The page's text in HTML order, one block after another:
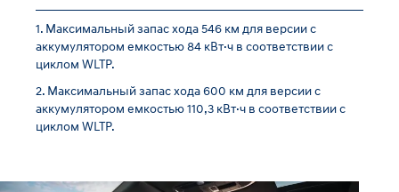
Максимальный запас хода 546 км для версии с
аккумулятором емкостью 84 кВт·ч в соответствии с
циклом WLTP.
Максимальный запас хода 600 км для версии с
аккумулятором емкостью 110,3 кВт·ч в соответствии с
циклом WLTP.